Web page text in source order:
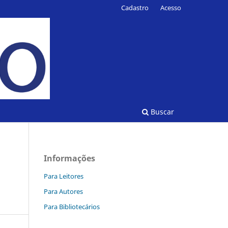
Buscar
Cadastro Acesso
Informações
Para Leitores
Para Autores
Para Bibliotecários